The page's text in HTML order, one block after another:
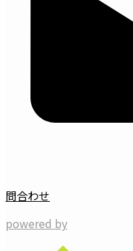
問合わせ
powered by